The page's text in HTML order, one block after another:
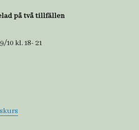
på två tillfällen
10 kl. 18- 21